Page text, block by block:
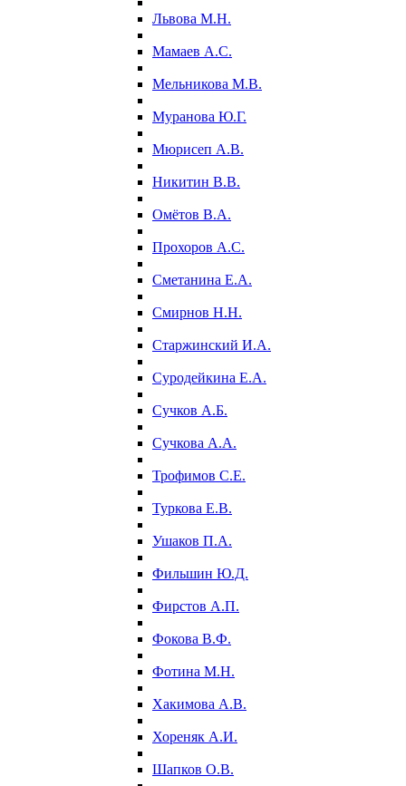
Львова М.Н.
Мамаев А.С.
Мельникова М.В.
Муранова Ю.Г.
Мюрисеп А.В.
Никитин В.В.
Омётов В.А.
Прохоров А.С.
Сметанина Е.А.
Смирнов Н.Н.
Старжинский И.А.
Суродейкина Е.А.
Сучков А.Б.
Сучкова А.А.
Трофимов С.Е.
Туркова Е.В.
Ушаков П.А.
Фильшин Ю.Д.
Фирстов А.П.
Фокова В.Ф.
Фотина М.Н.
Хакимова А.В.
Хореняк А.И.
Шапков О.В.